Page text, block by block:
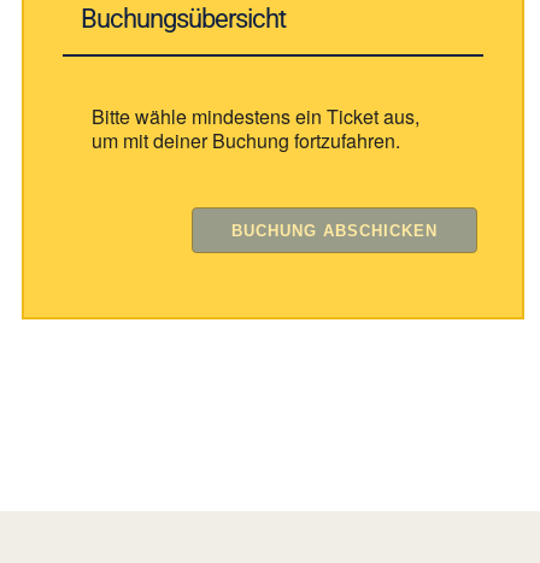
Buchungsübersicht
Bitte wähle mindestens ein Ticket aus,
um mit deiner Buchung fortzufahren.